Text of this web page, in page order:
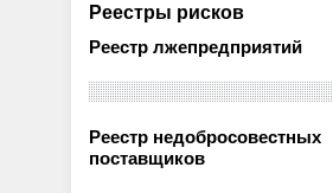
Реестры рисков
Реестр лжепредприятий
Реестр недобросовестных
поставщиков